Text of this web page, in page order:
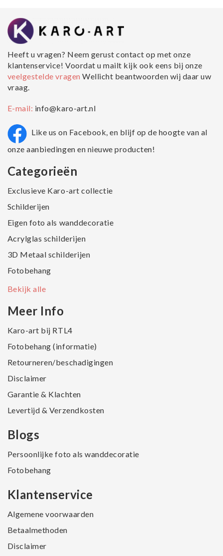
Heeft u vragen? Neem gerust contact op met onze
klantenservice! Voordat u mailt kijk ook eens bij onze
veelgestelde vragenWellicht beantwoorden wij daar uw
vraag.
E-mail: info@karo-art.nl
Like us on Facebook, en blijf op de hoogte van al
onze aanbiedingen en nieuwe producten!
Categorieën
Exclusieve Karo-art collectie
Schilderijen
Eigen foto als wanddecoratie
Acrylglas schilderijen
3D Metaal schilderijen
Fotobehang
Bekijk alle
Meer Info
Karo-art bij RTL4
Fotobehang (informatie)
Retourneren/beschadigingen
Disclaimer
Garantie & Klachten
Levertijd & Verzendkosten
Blogs
Persoonlijke foto als wanddecoratie
Fotobehang
Klantenservice
Algemene voorwaarden
Betaalmethoden
Disclaimer